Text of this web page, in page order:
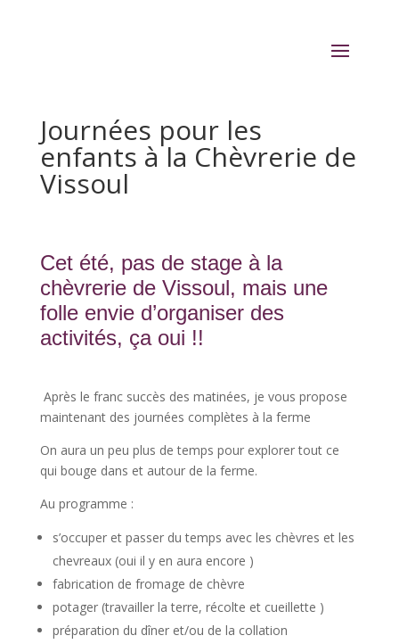
Journées pour les
enfants à la Chèvrerie de
Vissoul
Cet été, pas de stage à la
chèvrerie de Vissoul, mais une
folle envie d’organiser des
activités, ça oui !!
Après le franc succès des matinées, je vous propose
maintenant des journées complètes à la ferme
On aura un peu plus de temps pour explorer tout ce
qui bouge dans et autour de la ferme.
Au programme :
s’occuper et passer du temps avec les chèvres et les
chevreaux (oui il y en aura encore )
fabrication de fromage de chèvre
potager (travailler la terre, récolte et cueillette )
préparation du dîner et/ou de la collation